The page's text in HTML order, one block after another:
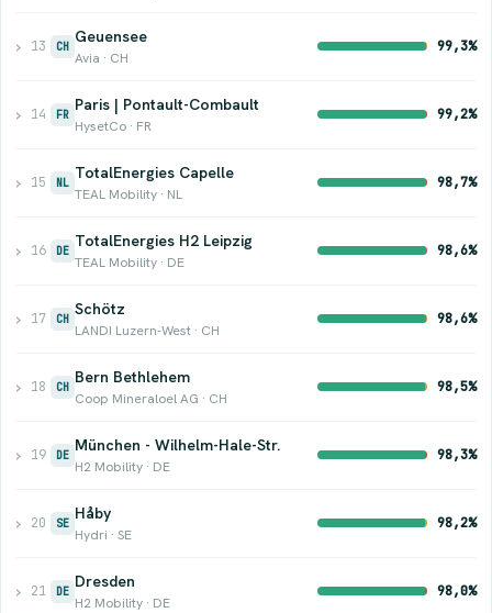
› 13 CH
Geuensee
Avia · CH
99,3%
› 14 FR
Paris | Pontault-Combault
HysetCo · FR
99,2%
› 15 NL
TotalEnergies Capelle
TEAL Mobility · NL
98,7%
› 16 DE
TotalEnergies H2 Leipzig
TEAL Mobility · DE
98,6%
› 17 CH
Schötz
LANDI Luzern-West · CH
98,6%
› 18 CH
Bern Bethlehem
Coop Mineraloel AG · CH
98,5%
› 19 DE
München - Wilhelm-Hale-Str.
H2 Mobility · DE
98,3%
› 20 SE
Håby
Hydri · SE
98,2%
› 21 DE
Dresden
H2 Mobility · DE
98,0%